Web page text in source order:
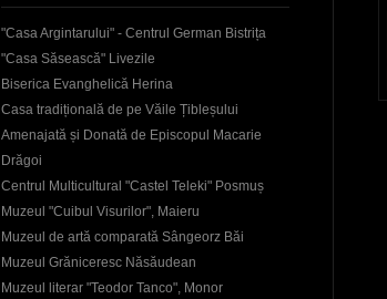
"Casa Argintarului" - Centrul German Bistrița
"Casa Săsească" Livezile
Biserica Evanghelică Herina
Casa tradițională de pe Văile Țibleșului
Amenajată și Donată de Episcopul Macarie
Drăgoi
Centrul Multicultural "Castel Teleki" Posmuș
Muzeul "Cuibul Visurilor", Maieru
Muzeul de artă comparată Sângeorz Băi
Muzeul Grăniceresc Năsăudean
Muzeul literar "Teodor Tanco", Monor